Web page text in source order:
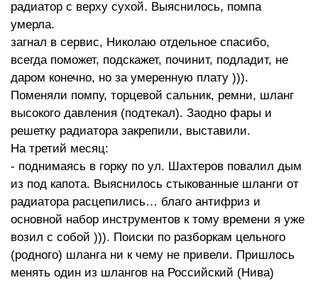
радиатор с верху сухой. Выяснилось, помпа
умерла.
загнал в сервис, Николаю отдельное спасибо,
всегда поможет, подскажет, починит, подладит, не
даром конечно, но за умеренную плату ))).
Поменяли помпу, торцевой сальник, ремни, шланг
высокого давления (подтекал). Заодно фары и
решетку радиатора закрепили, выставили.
На третий месяц:
- поднимаясь в горку по ул. Шахтеров повалил дым
из под капота. Выяснилось стыкованные шланги от
радиатора расцепились… благо антифриз и
основной набор инструментов к тому времени я уже
возил с собой ))). Поиски по разборкам цельного
(родного) шланга ни к чему не привели. Пришлось
менять один из шлангов на Российский (Нива)